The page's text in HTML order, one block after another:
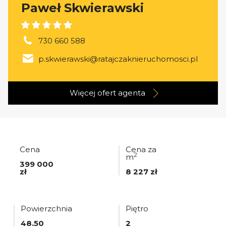
Paweł Skwierawski
730 660 588
p.skwierawski@ratajczaknieruchomosci.pl
Więcej ofert agenta
Cena
399 000
zł
Cena za
m2
8 227 zł
Powierzchnia
48.50
Piętro
2